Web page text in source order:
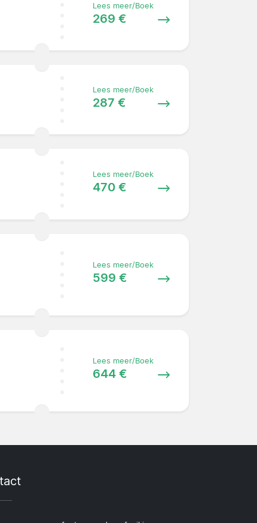
Lees meer/Boek
269 €
Lees meer/Boek
287 €
Lees meer/Boek
470 €
Lees meer/Boek
599 €
Lees meer/Boek
644 €